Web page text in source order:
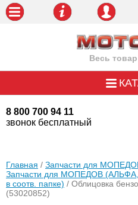
Весь
8 800 700 94 11
звонок бесплатный
Главная / Запчасти для
Запчасти для МОПЕДОВ (АЛЬФА,
в соотв. папке) / Облицовка
(53020852)